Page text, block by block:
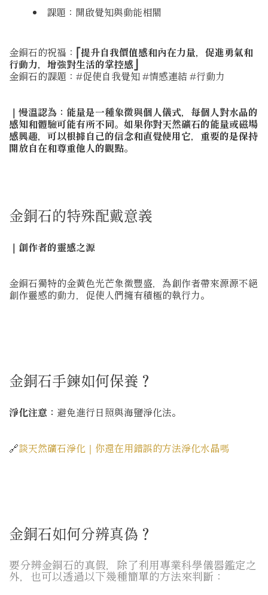
課題：開啟覺知與動能相關
金銅石的祝福： ⎡提升自我價值感和內在力量，促進勇氣和
行動力，增強對生活的掌控感⎦
金銅石的課題：#促使自我覺知 #情感連結 #行動力
｜慢溫認為：能量是一種象徵與個人儀式，每個人對水晶的
感知和體驗可能有所不同。如果你對天然礦石的能量或磁場
感興趣，可以根據自己的信念和直覺使用它，重要的是保持
開放自在和尊重他人的觀點。
金銅石的特殊配戴意義
｜創作者的靈感之源
金銅石獨特的金黃色光芒象徵豐盛，為創作者帶來源源不絕
創作靈感的動力，促使人們擁有積極的執行力。
金銅石手鍊如何保養？
淨化注意： 避免進行日照與海鹽淨化法。
🔗談天然礦石淨化｜你還在用錯誤的方法淨化水晶嗎
金銅石如何分辨真偽？
要分辨金銅石的真假，除了利用專業科學儀器鑑定之
外，也可以透過以下幾種簡單的方法來判斷：